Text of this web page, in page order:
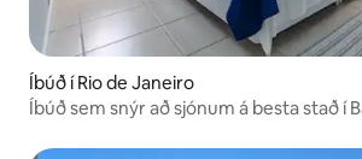
Íbúð í Rio de Janeiro
Íbúð sem snýr að sjónum á besta stað í